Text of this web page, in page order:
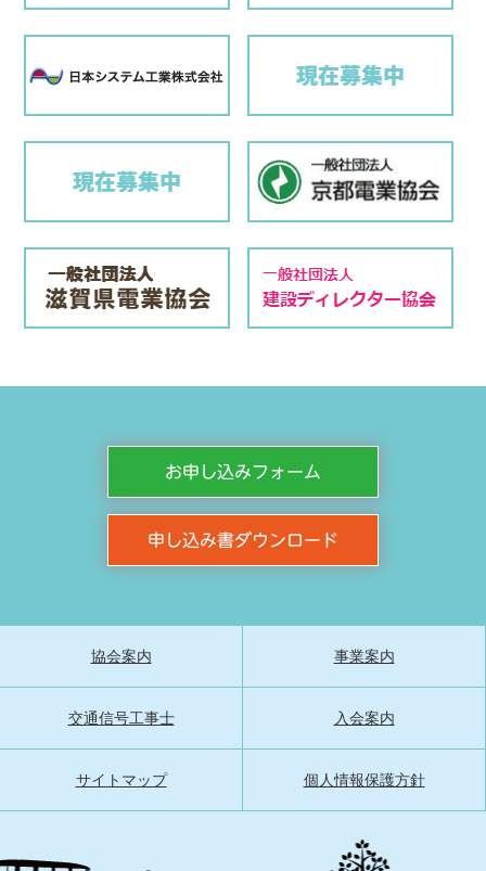
お申し込みフォーム
申し込み書ダウンロード
協会案内 事業案内
交通信号工事士 入会案内
サイトマップ 個人情報保護方針